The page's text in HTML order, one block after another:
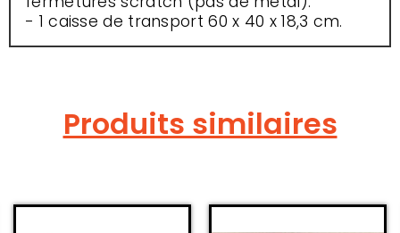
- 1 caisse de transport 60 x 40 x 18,3 cm.
Produits similaires